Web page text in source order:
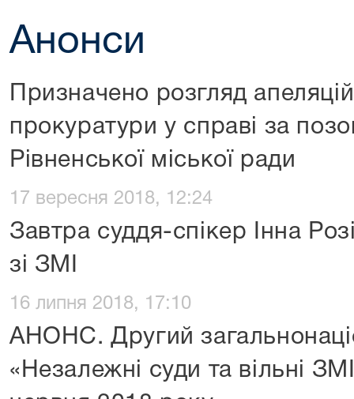
Анонси
Призначено розгляд
прокуратури у справі за
Рівненської міської ради
17 вересня 2018, 12:24
Завтра суддя-спікер Інна
зі ЗМІ
16 липня 2018, 17:10
АНОНС. Другий
«Незалежні суди та вільні